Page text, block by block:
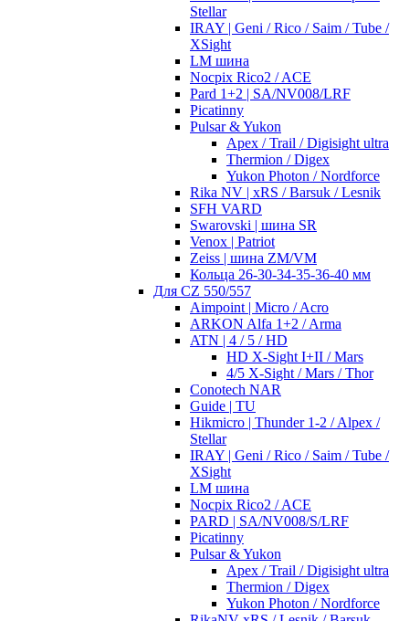
Stellar
IRAY | Geni / Rico / Saim / Tube /
XSight
LM шина
Nocpix Rico2 / ACE
Pard 1+2 | SA/NV008/LRF
Picatinny
Pulsar & Yukon
Apex / Trail / Digisight ultra
Thermion / Digex
Yukon Photon / Nordforce
Rika NV | xRS / Barsuk / Lesnik
SFH VARD
Swarovski | шина SR
Venox | Patriot
Zeiss | шина ZM/VM
Кольца 26-30-34-35-36-40 мм
Для CZ 550/557
Aimpoint | Micro / Acro
ARKON Alfa 1+2 / Arma
ATN | 4 / 5 / HD
HD X-Sight I+II / Mars
4/5 X-Sight / Mars / Thor
Conotech NAR
Guide | TU
Hikmicro | Thunder 1-2 / Alpex /
Stellar
IRAY | Geni / Rico / Saim / Tube /
XSight
LM шина
Nocpix Rico2 / ACE
PARD | SA/NV008/S/LRF
Picatinny
Pulsar & Yukon
Apex / Trail / Digisight ultra
Thermion / Digex
Yukon Photon / Nordforce